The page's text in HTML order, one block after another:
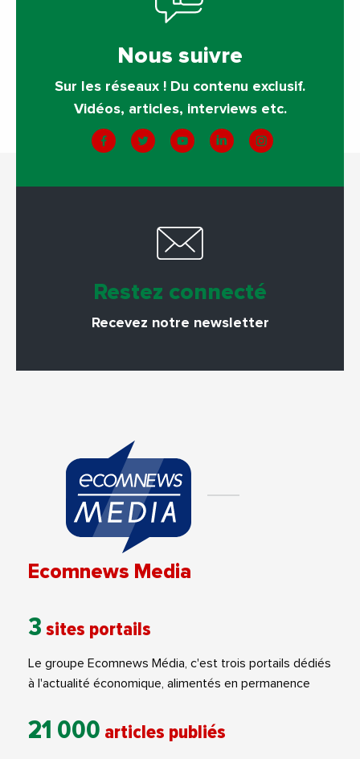
Nous suivre
Sur les réseaux ! Du contenu exclusif.
Vidéos, articles, interviews etc.
Restez connecté
Recevez notre newsletter
Ecomnews Media
3 sites portails
Le groupe Ecomnews Média, c'est trois portails dédiés
à l'actualité économique, alimentés en permanence
21 000 articles publiés